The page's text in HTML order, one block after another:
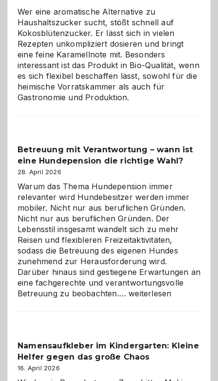
für
Hunde
im
eigenen
Zuhause
Wer eine aromatische Alternative zu
Haushaltszucker sucht, stößt schnell auf
Kokosblütenzucker. Er lässt sich in vielen
Rezepten unkompliziert dosieren und bringt
eine feine Karamellnote mit. Besonders
interessant ist das Produkt in Bio-Qualität, wenn
es sich flexibel beschaffen lässt, sowohl für die
heimische Vorratskammer als auch für
Gastronomie und Produktion.
Betreuung mit Verantwortung – wann ist
eine Hundepension die richtige Wahl?
28. April 2026
Warum das Thema Hundepension immer
relevanter wird Hundebesitzer werden immer
mobiler. Nicht nur aus beruflichen Gründen.
Nicht nur aus beruflichen Gründen. Der
Lebensstil insgesamt wandelt sich zu mehr
Reisen und flexibleren Freizeitaktivitäten,
sodass die Betreuung des eigenen Hundes
zunehmend zur Herausforderung wird.
Darüber hinaus sind gestiegene Erwartungen an
eine fachgerechte und verantwortungsvolle
Betreuung zu beobachten.…Betreuung
ist
eine
die
weiterlesen
Namensaufkleber im Kindergarten: Kleine
Helfer gegen das große Chaos
16. April 2026